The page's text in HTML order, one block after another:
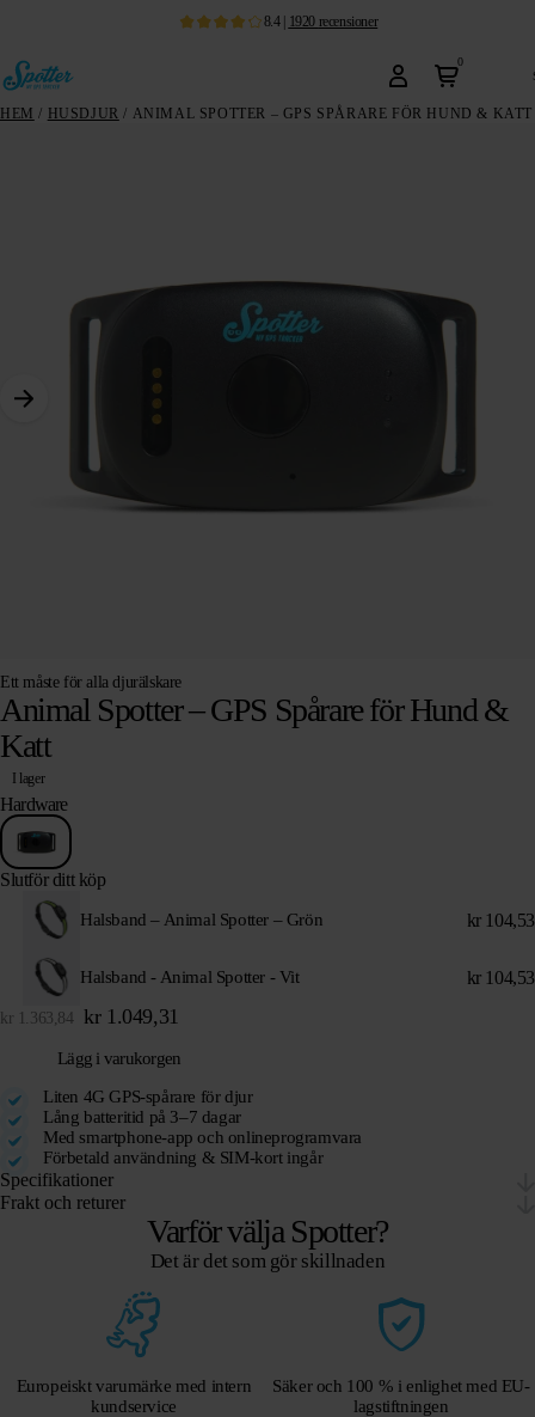
8.4| 1920 recensioner
0
HEM / HUSDJUR / ANIMAL SPOTTER – GPS SPÅRARE FÖR HUND & KATT
Ett måste för alla djurälskare
Animal Spotter – GPS Spårare för Hund &
Katt
I lager
Hardware
Slutför ditt köp
Halsband – Animal Spotter – Grön kr104,53
Halsband - Animal Spotter - Vit kr104,53
kr 1.363,84 kr1.049,31
Lägg i varukorgen
Liten 4G GPS-spårare för djur
Lång batteritid på 3–7 dagar
Med smartphone-app och onlineprogramvara
Förbetald användning & SIM-kort ingår
Specifikationer
Frakt och returer
Varför välja Spotter?
Det är det som gör skillnaden
Europeiskt varumärke med intern
kundservice
Säker och 100 % i enlighet med EU-
lagstiftningen